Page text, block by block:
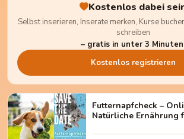
Kostenlos dabei
Selbst inserieren, Inserate merken, Kurse
schreiben
– gratis in unter 3
Kostenlos registrieren
Futternapfcheck –
Natürliche Ernährung